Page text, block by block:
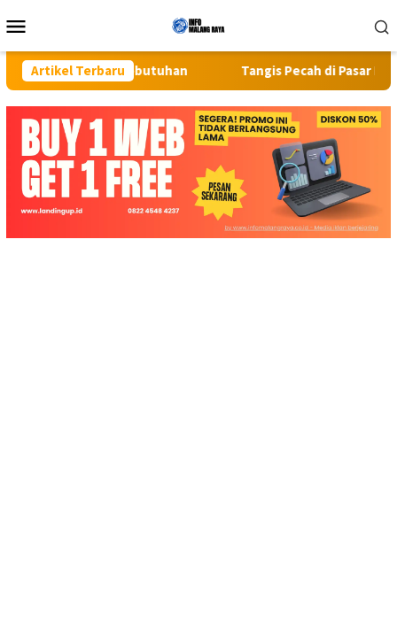
ke
Mobile
Artikel Terbaru
Kebutuhan Tangis Pecah di Pasar Kaget Binjai: